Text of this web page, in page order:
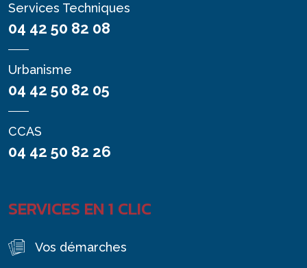
Services Techniques
04 42 50 82 08
Urbanisme
04 42 50 82 05
CCAS
04 42 50 82 26
SERVICES EN 1 CLIC
Vos démarches